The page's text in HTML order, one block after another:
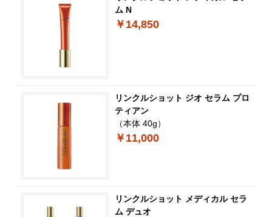
ム N
￥14,850
リンクルショット ジオ セラム プロ
ティアン
（本体 40g）
￥11,000
リンクルショット メディカル セラ
ム デュオ